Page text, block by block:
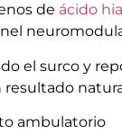
de ácido
el surco y
ambulatorio